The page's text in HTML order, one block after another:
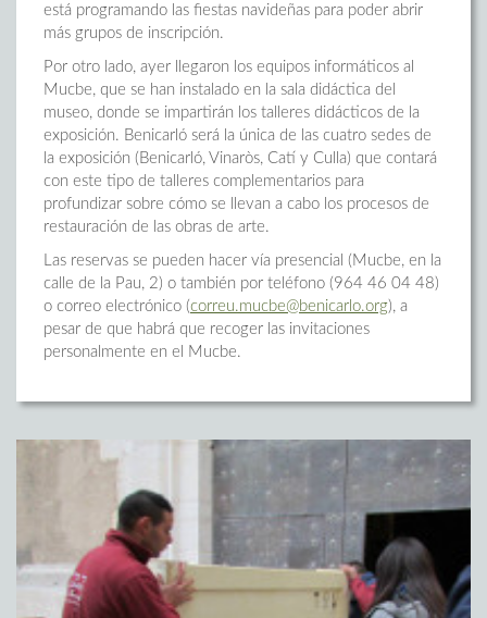
está programando las fiestas navideñas para poder abrir
más grupos de inscripción.
Por otro lado, ayer llegaron los equipos informáticos al
Mucbe, que se han instalado en la sala didáctica del
museo, donde se impartirán los talleres didácticos de la
exposición. Benicarló será la única de las cuatro sedes de
la exposición (Benicarló, Vinaròs, Catí y Culla) que contará
con este tipo de talleres complementarios para
profundizar sobre cómo se llevan a cabo los procesos de
restauración de las obras de arte.
Las reservas se pueden hacer vía presencial (Mucbe, en la
calle de la Pau, 2) o también por teléfono (964 46 04 48)
o correo electrónico (correu.mucbe@benicarlo.org), a
pesar de que habrá que recoger las invitaciones
personalmente en el Mucbe.